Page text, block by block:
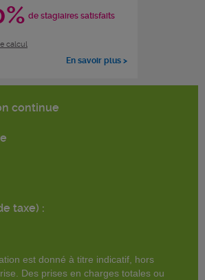
de stagiaires satisfaits
calcul
En savoir plus >
continue
taxe) :
est donné à titre indicatif, hors
Des prises en charges totales ou